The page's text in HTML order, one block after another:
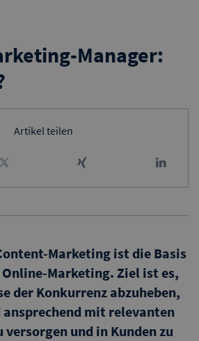
Manager:
Artikel teilen
Marketing ist die Basis
Marketing. Ziel ist es,
der Konkurrenz abzuheben,
ansprechend mit relevanten
und in Kunden zu